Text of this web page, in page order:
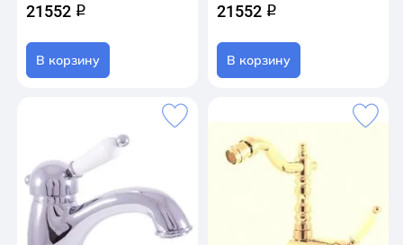
21552 q
В корзину
21552 q
В корзину